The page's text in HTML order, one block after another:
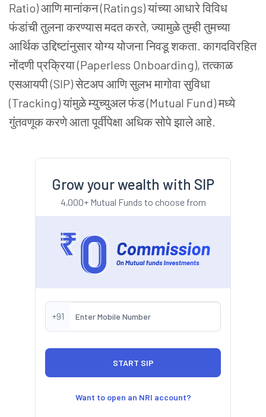
Ratio) आणि मानांकन (Ratings) यांच्या आधारे विविध
फंडांची तुलना करण्यास मदत करते, ज्यामुळे तुम्ही तुमच्या
आर्थिक उद्दिष्टांनुसार योग्य योजना निवडू शकता. कागदविरहित
नोंदणी प्रक्रिया (Paperless Onboarding), तत्काळ
एसआयपी (SIP) सेटअप आणि सुलभ मागोवा सुविधा
(Tracking) यांमुळे म्युच्युअल फंड (Mutual Fund) मध्ये
गुंतवणूक करणे आता पूर्वीपेक्षा अधिक सोपे झाले आहे.
Grow your wealth with SIP
4,000+ Mutual Funds to choose from
+91
Want to open an NRI account?